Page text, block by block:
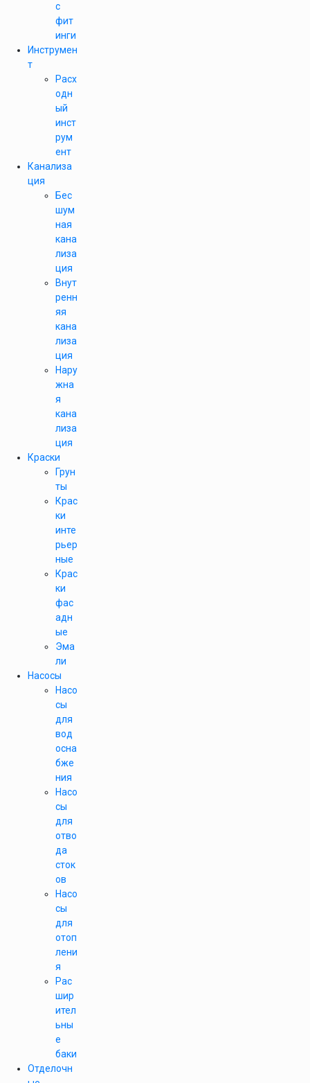
с
фит
инги
Инструмен
т
Расх
одн
ый
инст
рум
ент
Канализа
ция
Бес
шум
ная
кана
лиза
ция
Внут
ренн
яя
кана
лиза
ция
Нару
жна
я
кана
лиза
ция
Краски
Грун
ты
Крас
ки
инте
рьер
ные
Крас
ки
фас
адн
ые
Эма
ли
Насосы
Насо
сы
для
вод
осна
бже
ния
Насо
сы
для
отво
да
сток
ов
Насо
сы
для
отоп
лени
я
Рас
шир
ител
ьны
е
баки
Отделочн